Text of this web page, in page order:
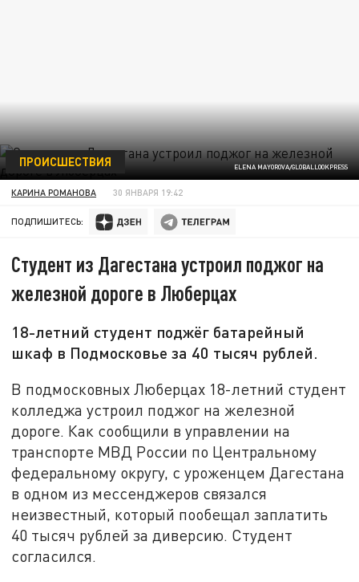
ELENA MAYOROVA/GLOBALLOOKPRESS
ПРОИСШЕСТВИЯ
КАРИНА РОМАНОВА 30 ЯНВАРЯ 19:42
ПОДПИШИТЕСЬ:
Студент из Дагестана устроил поджог на
железной дороге в Люберцах
18-летний студент поджёг батарейный
шкаф в Подмосковье за 40 тысяч рублей.
В подмосковных Люберцах 18-летний студент
колледжа устроил поджог на железной
дороге. Как сообщили в управлении на
транспорте МВД России по Центральному
федеральному округу, с уроженцем Дагестана
в одном из мессенджеров связался
неизвестный, который пообещал заплатить
40 тысяч рублей за диверсию. Студент
согласился.